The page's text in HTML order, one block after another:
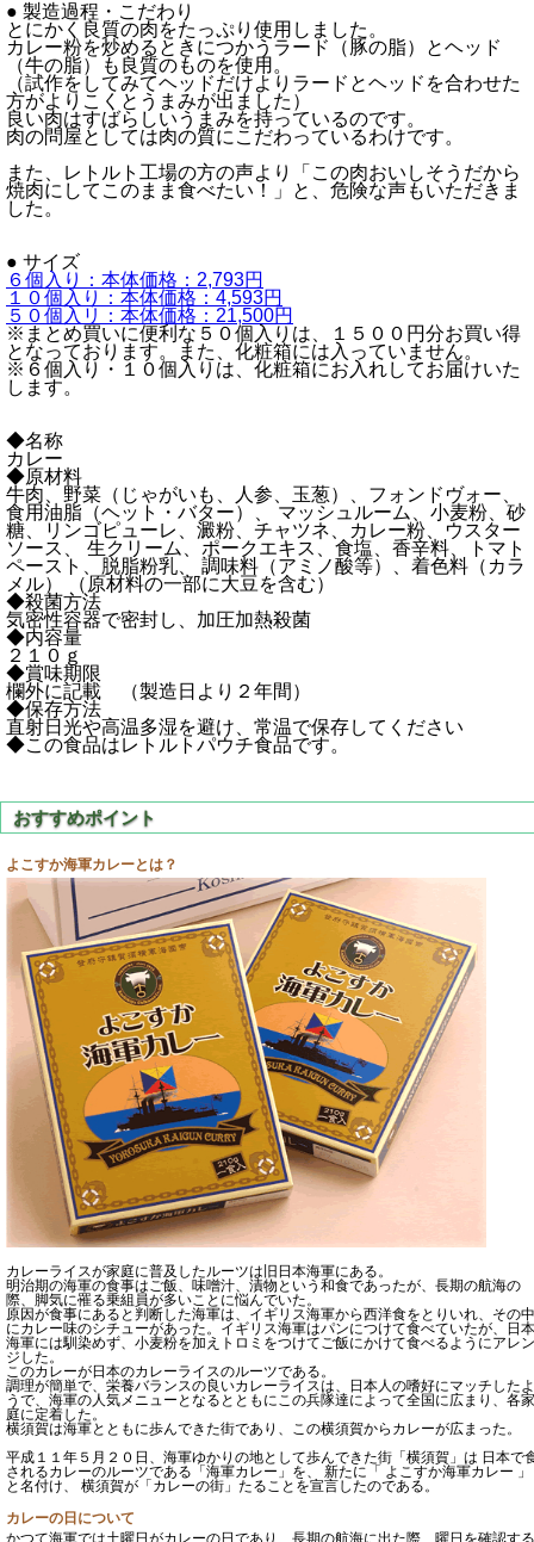
● 製造過程・こだわり
とにかく良質の肉をたっぷり使用しました。
カレー粉を炒めるときにつかうラード（豚の脂）とヘッド
（牛の脂）も良質のものを使用。
（試作をしてみてヘッドだけよりラードとヘッドを合わせた
方がよりこくとうまみが出ました）
良い肉はすばらしいうまみを持っているのです。
肉の問屋としては肉の質にこだわっているわけです。
また、レトルト工場の方の声より「この肉おいしそうだから
焼肉にしてこのまま食べたい！」と、危険な声もいただきま
した。
● サイズ
６個入り：本体価格：2,793円
１０個入り：本体価格：4,593円
５０個入リ：本体価格：21,500円
※まとめ買いに便利な５０個入りは、１５００円分お買い得
となっております。また、化粧箱には入っていません。
※６個入り・１０個入りは、化粧箱にお入れしてお届けいた
します。
◆名称
カレー
◆原材料
牛肉、野菜（じゃがいも、人参、玉葱）、フォンドヴォー、
食用油脂（ヘット・バター）、 マッシュルーム、小麦粉、砂
糖、リンゴピューレ、澱粉、チャツネ、カレー粉、ウスター
ソース、 生クリーム、ポークエキス、食塩、香辛料、トマト
ペースト、脱脂粉乳、 調味料（アミノ酸等）、着色料（カラ
メル） （原材料の一部に大豆を含む）
◆殺菌方法
気密性容器で密封し、加圧加熱殺菌
◆内容量
２１０ｇ
◆賞味期限
欄外に記載 （製造日より２年間）
◆保存方法
直射日光や高温多湿を避け、常温で保存してください
◆この食品はレトルトパウチ食品です。
よこすか海軍カレーとは？
カレーライスが家庭に普及したルーツは旧日本海軍にある。
明治期の海軍の食事はご飯、味噌汁、漬物という和食であったが、長期の航海の
際、脚気に罹る乗組員が多いことに悩んでいた。
原因が食事にあると判断した海軍は、イギリス海軍から西洋食をとりいれ、その中
にカレー味のシチューがあった。イギリス海軍はパンにつけて食べていたが、日本
海軍には馴染めず、小麦粉を加えトロミをつけてご飯にかけて食べるようにアレン
ジした。
このカレーが日本のカレーライスのルーツである。
調理が簡単で、栄養バランスの良いカレーライスは、日本人の嗜好にマッチしたよ
うで、海軍の人気メニューとなるとともにこの兵隊達によって全国に広まり、各家
庭に定着した。
横須賀は海軍とともに歩んできた街であり、この横須賀からカレーが広まった。
平成１１年５月２０日、海軍ゆかりの地として歩んできた街「横須賀」は 日本で
されるカレーのルーツである「海軍カレー」を、 新たに「 よこすか海軍カレー 」
と名付け、 横須賀が「カレーの街」たることを宣言したのである。
カレーの日について
かつて海軍では土曜日がカレーの日であり、長期の航海に出た際、曜日を確認する